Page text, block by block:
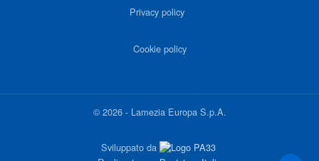
Privacy policy
Cookie policy
©2026- Lamezia Europa S.p.A.
Sviluppato da